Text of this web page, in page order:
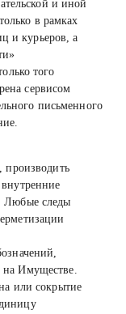
и иной
в рамках
и курьеров, а
того
сервисом
письменного
производить
Любые следы
на Имуществе.
или сокрытие